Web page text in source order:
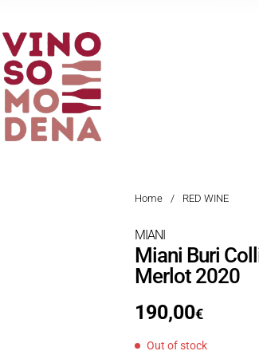
Home / RED WINE
MIANI
Miani Buri
Merlot 2020
190,00€
Out of stock